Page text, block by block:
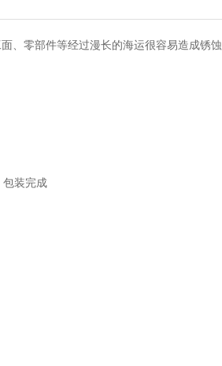
、零部件等经过漫长的海运很容易造成锈蚀
装完成